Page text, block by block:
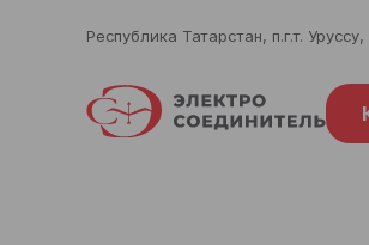
Республика Татарстан, п.г.т.